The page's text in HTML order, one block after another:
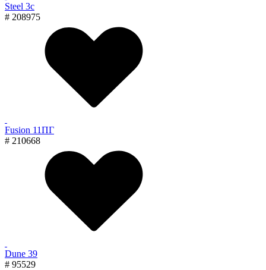
Steel 3с
# 208975
Fusion 11ПГ
# 210668
Dune 39
# 95529